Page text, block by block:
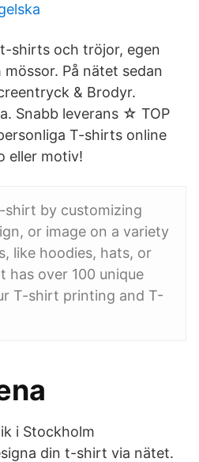
shirts och tröjor, egen
På nätet sedan
& Brodyr.
Snabb leverans ☆ TOP
T-shirts online
eller motiv!
shirt by customizing
or image on a variety
like hoodies, hats, or
has over 100 unique
T-shirt printing and T-
i Stockholm
din t-shirt via nätet.